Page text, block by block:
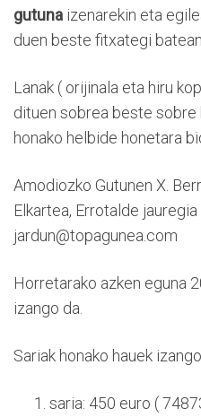
gutuna izenarekin eta
duen beste fitxategi batean.
Lanak ( orijinala eta hiru
dituen sobrea beste sobre
honako helbide honetara
Amodiozko Gutunen X.
Elkartea, Errotalde
jardun@topagunea.com
Horretarako azken eguna
izango da.
Sariak honako hauek
saria: 450 euro (